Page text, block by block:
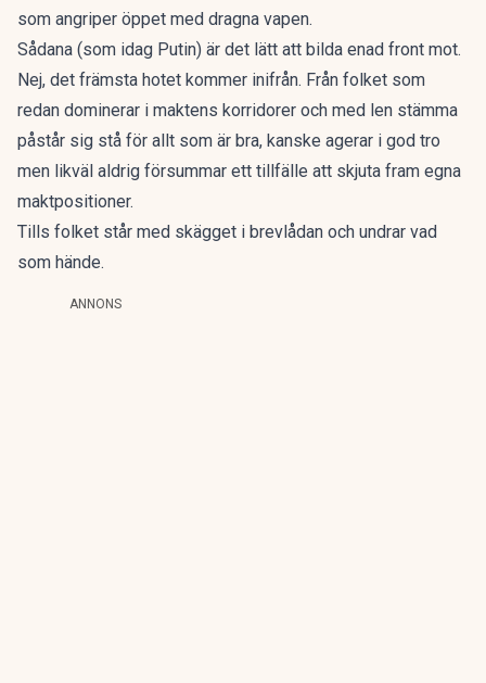
som angriper öppet med dragna vapen.
Sådana (som idag Putin) är det lätt att bilda enad front mot.
Nej, det främsta hotet kommer inifrån. Från folket som
redan dominerar i maktens korridorer och med len stämma
påstår sig stå för allt som är bra, kanske agerar i god tro
men likväl aldrig försummar ett tillfälle att skjuta fram egna
maktpositioner.
Tills folket står med skägget i brevlådan och undrar vad
som hände.
ANNONS